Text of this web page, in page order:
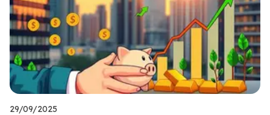
29/09/2025